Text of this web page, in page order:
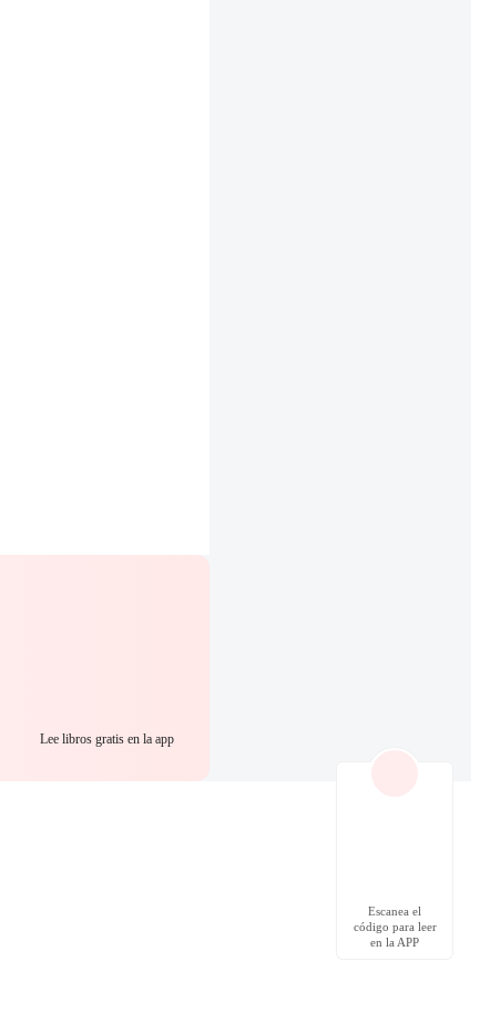
Lee libros gratis en la app
Escanea el
código para leer
en la APP